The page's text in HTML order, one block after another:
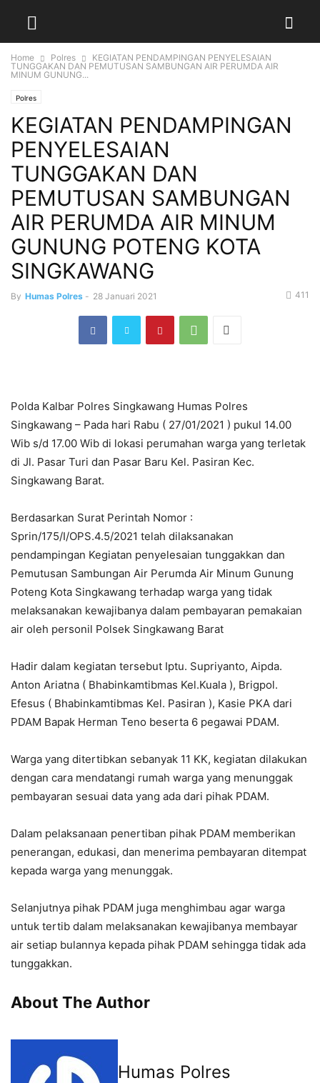
Home Polres
KEGIATAN PENDAMPINGAN PENYELESAIAN
TUNGGAKAN DAN PEMUTUSAN SAMBUNGAN AIR PERUMDA AIR
MINUM GUNUNG...
Polres
KEGIATAN PENDAMPINGAN
PENYELESAIAN
TUNGGAKAN DAN
PEMUTUSAN SAMBUNGAN
AIR PERUMDA AIR MINUM
GUNUNG POTENG KOTA
SINGKAWANG
By Humas Polres - 28 Januari 2021 411
Polda Kalbar Polres Singkawang Humas Polres
Singkawang – Pada hari Rabu ( 27/01/2021 ) pukul 14.00
Wib s/d 17.00 Wib di lokasi perumahan warga yang terletak
di Jl. Pasar Turi dan Pasar Baru Kel. Pasiran Kec.
Singkawang Barat.
Berdasarkan Surat Perintah Nomor :
Sprin/175/I/OPS.4.5/2021 telah dilaksanakan
pendampingan Kegiatan penyelesaian tunggakkan dan
Pemutusan Sambungan Air Perumda Air Minum Gunung
Poteng Kota Singkawang terhadap warga yang tidak
melaksanakan kewajibanya dalam pembayaran pemakaian
air oleh personil Polsek Singkawang Barat
Hadir dalam kegiatan tersebut Iptu. Supriyanto, Aipda.
Anton Ariatna ( Bhabinkamtibmas Kel.Kuala ), Brigpol.
Efesus ( Bhabinkamtibmas Kel. Pasiran ), Kasie PKA dari
PDAM Bapak Herman Teno beserta 6 pegawai PDAM.
Warga yang ditertibkan sebanyak 11 KK, kegiatan dilakukan
dengan cara mendatangi rumah warga yang menunggak
pembayaran sesuai data yang ada dari pihak PDAM.
Dalam pelaksanaan penertiban pihak PDAM memberikan
penerangan, edukasi, dan menerima pembayaran ditempat
kepada warga yang menunggak.
Selanjutnya pihak PDAM juga menghimbau agar warga
untuk tertib dalam melaksanakan kewajibanya membayar
air setiap bulannya kepada pihak PDAM sehingga tidak ada
tunggakkan.
About The Author
Humas Polres